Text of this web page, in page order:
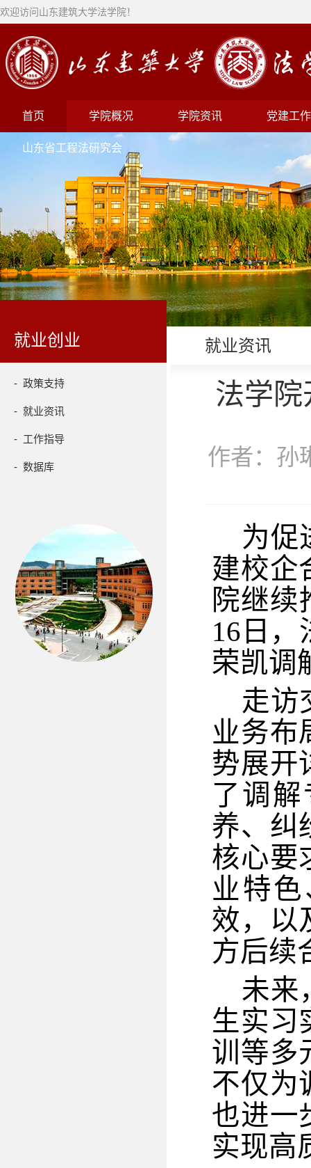
欢迎访问山东建筑大学法学院！
首页 学院概况 学院资讯 党建工作
山东省工程法研究会
就业创业
- 政策支持
- 就业资讯
- 工作指导
- 数据库
就业资讯
法学院
作者：
为促
建校企
院继续
16 日
荣凯调
走访
业务布
势展开
了调
养、纠
核心要
业特
效，以
方后续
未来
生实习
训等多
不仅为
也进一
实现高